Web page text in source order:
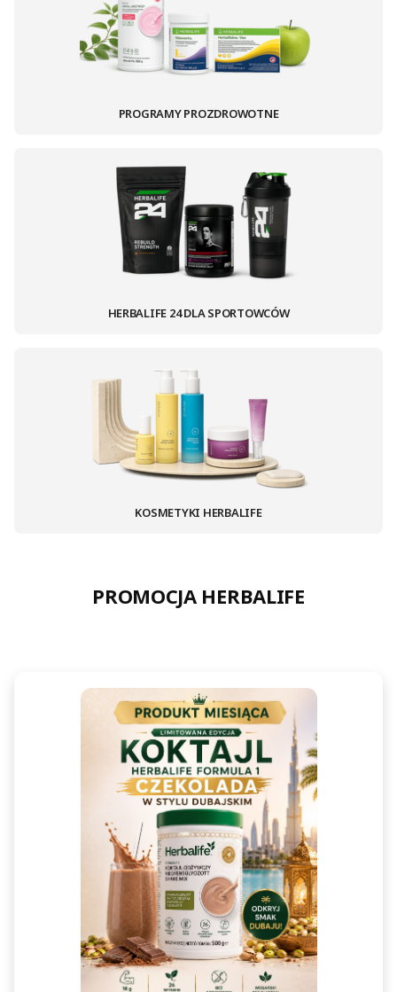
PROGRAMY PROZDROWOTNE
HERBALIFE 24 DLA SPORTOWCÓW
KOSMETYKI HERBALIFE
PROMOCJA HERBALIFE